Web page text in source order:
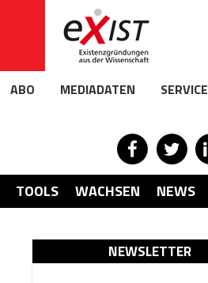
ABO MEDIADATEN SERVICE
TOOLS WACHSEN NEWS
NEWSLETTER